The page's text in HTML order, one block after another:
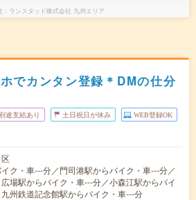
ランスタッド株式会社 九州エリア
でカンタン登録＊DMの仕分
途支給あり 土日祝日が休み WEB登録OK
ク・車---分／門司港駅からバイク・車---分／
広場駅からバイク・車---分／小森江駅からバイ
州鉄道記念館駅からバイク・車---分